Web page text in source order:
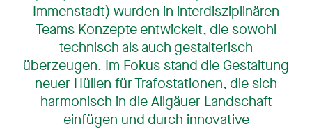
Immenstadt) wurden in interdisziplinären
Teams Konzepte entwickelt, die sowohl
technisch als auch gestalterisch
überzeugen. Im Fokus stand die Gestaltung
neuer Hüllen für Trafostationen, die sich
harmonisch in die Allgäuer Landschaft
einfügen und durch innovative